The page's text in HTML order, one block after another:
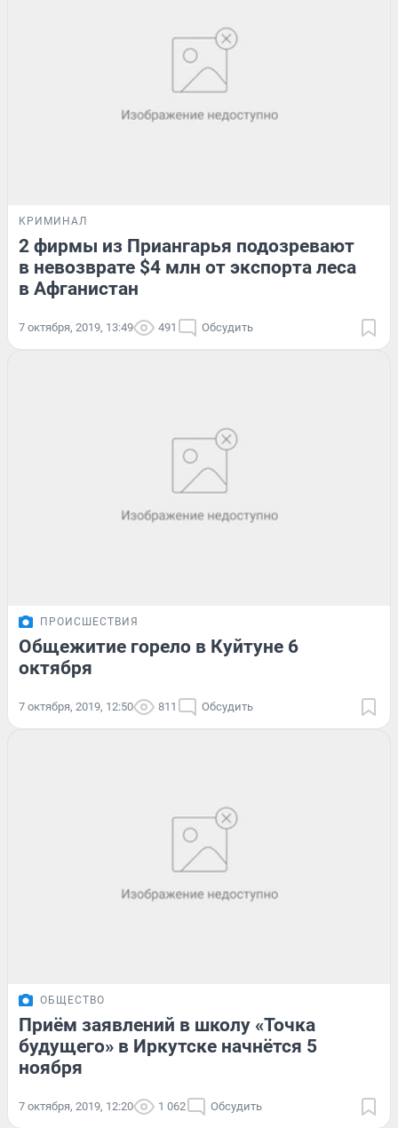
КРИМИНАЛ
2 фирмы из Приангарья подозревают
в невозврате $4 млн от экспорта леса
в Афганистан
7 октября, 2019, 13:49 491 Обсудить
ПРОИСШЕСТВИЯ
Общежитие горело в Куйтуне 6
октября
7 октября, 2019, 12:50 811 Обсудить
ОБЩЕСТВО
Приём заявлений в школу «Точка
будущего» в Иркутске начнётся 5
ноября
7 октября, 2019, 12:20 1 062 Обсудить